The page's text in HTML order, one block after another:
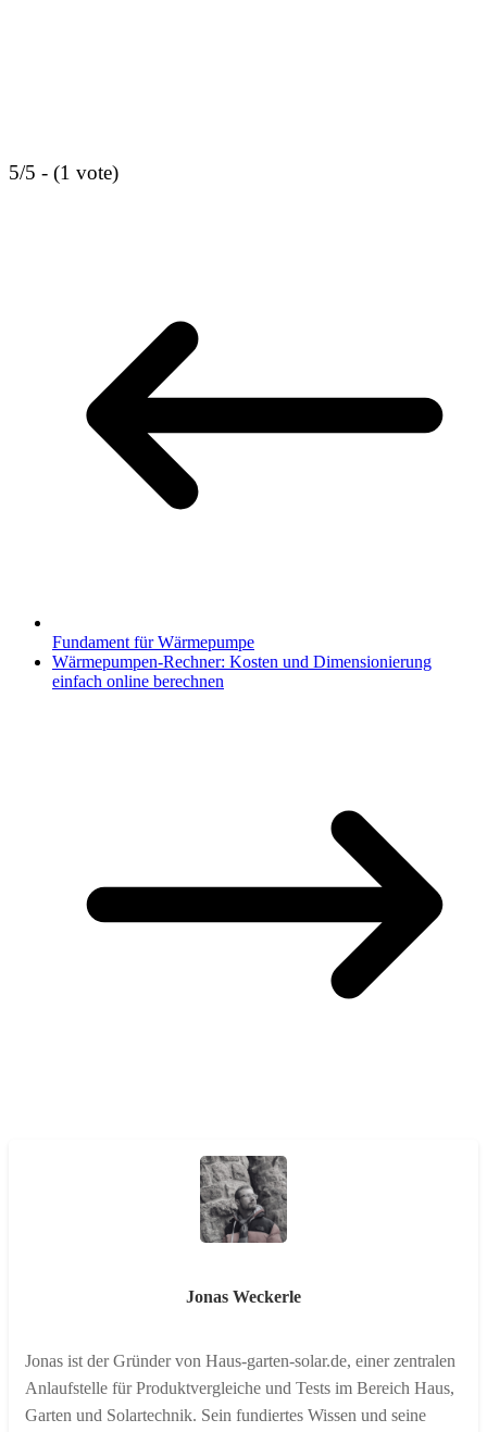
5/5 - (1 vote)
Fundament für Wärmepumpe
Wärmepumpen-Rechner: Kosten und Dimensionierung
einfach online berechnen
Jonas Weckerle
Jonas ist der Gründer von Haus-garten-solar.de, einer zentralen
Anlaufstelle für Produktvergleiche und Tests im Bereich Haus,
Garten und Solartechnik. Sein fundiertes Wissen und seine